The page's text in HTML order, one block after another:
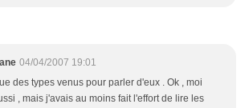
04/04/2007 19:01
des types venus pour parler d'eux . Ok , moi
, mais j'avais au moins fait l'effort de lire les